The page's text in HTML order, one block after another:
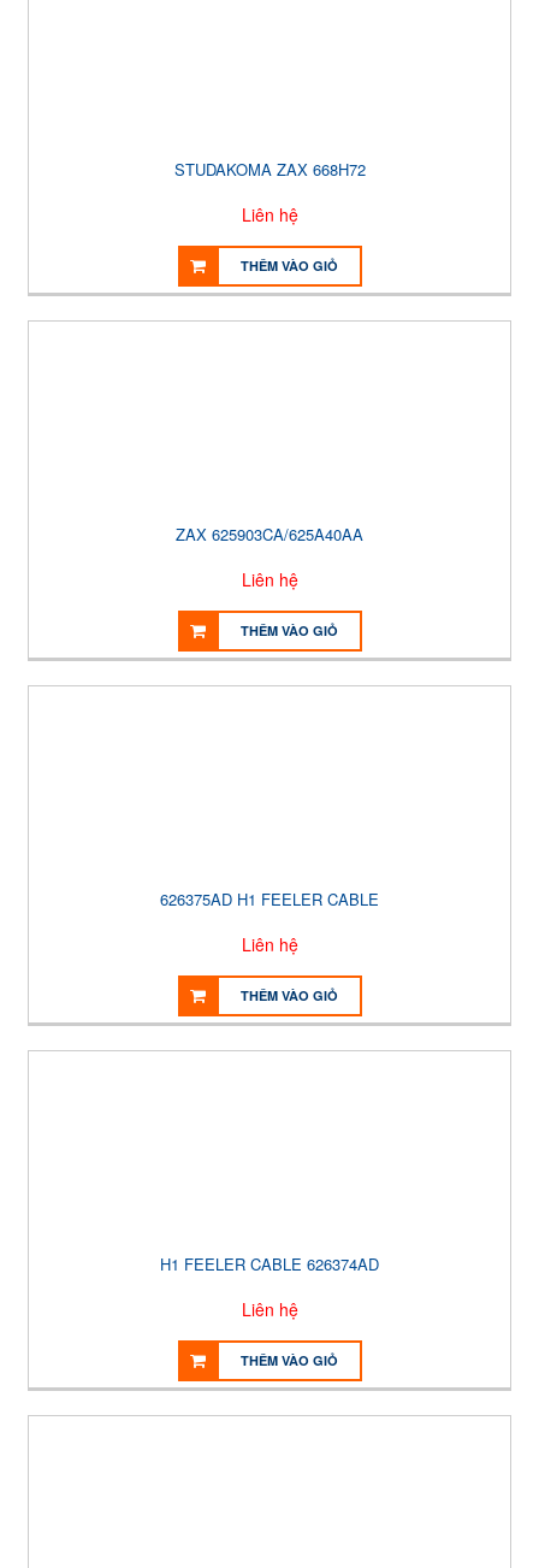
STUDAKOMA ZAX 668H72
Liên hệ
THÊM VÀO GIỎ
ZAX 625903CA/625A40AA
Liên hệ
THÊM VÀO GIỎ
626375AD H1 FEELER CABLE
Liên hệ
THÊM VÀO GIỎ
H1 FEELER CABLE 626374AD
Liên hệ
THÊM VÀO GIỎ